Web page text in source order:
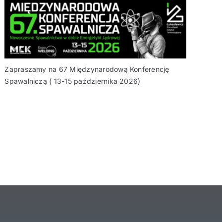
Zapraszamy na 67 Międzynarodową Konferencję
Spawalniczą ( 13-15 października 2026)